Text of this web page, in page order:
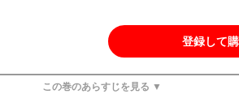
登録して
この巻のあらすじを 見る ▼